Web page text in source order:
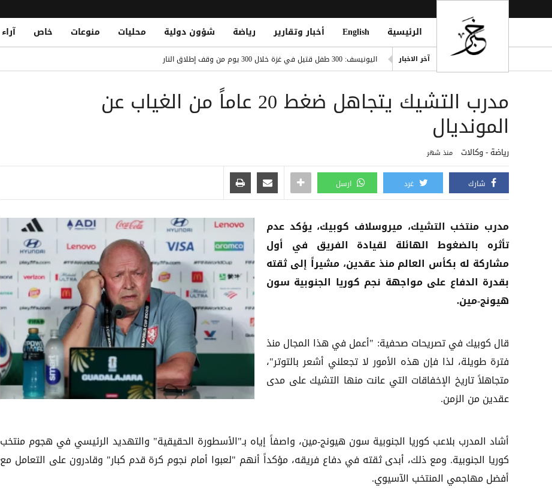
الرئيسية English أخبار وتقارير رياضة شؤون دولية محليات منوعات خاص آراء
آخر الاخبار
اليونيسف: 300 طفل قتيل في غزة خلال 300 يوم من وقف إطلاق النار
Yemeni National Fatally Stabbed in Somali Mosque During Friday Prayers
Cloudflare تطلق Kitesurf: متصفح خفيف للوكلاء الأذكياء
مدرب التشيك يتجاهل ضغط 20 عاماً من الغياب عن
المونديال
رياضة - وكالات منذ شهر
شارك غرد ارسل
مدرب منتخب التشيك، ميروسلاف كوبيك، يؤكد عدم
تأثره بالضغوط الهائلة لقيادة الفريق في أول
مشاركة له بكأس العالم منذ عقدين، مشيراً إلى ثقته
بقدرة الدفاع على مواجهة نجم كوريا الجنوبية سون
هيونج-مين.
قال كوبيك في تصريحات صحفية: "أعمل في هذا المجال منذ
فترة طويلة، لذا فإن هذه الأمور لا تجعلني أشعر بالتوتر"،
متجاهلاً تاريخ الإخفاقات التي عانت منها التشيك على مدى
عقدين من الزمن.
أشاد المدرب بلاعب كوريا الجنوبية سون هيونج-مين، واصفاً إياه بـ"الأسطورة الحقيقية" والتهديد الرئيسي في هجوم منتخب
كوريا الجنوبية. ومع ذلك، أبدى ثقته في دفاع فريقه، مؤكداً أنهم "لعبوا أمام نجوم كرة قدم كبار" وقادرون على التعامل مع
أفضل مهاجمي المنتخب الآسيوي.